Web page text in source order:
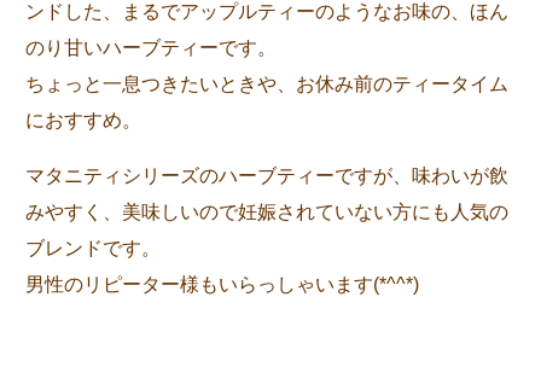
ンドした、まるでアップルティーのようなお味の、ほん
のり甘いハーブティーです。
ちょっと一息つきたいときや、お休み前のティータイム
におすすめ。
マタニティシリーズのハーブティーですが、味わいが飲
みやすく、美味しいので妊娠されていない方にも人気の
ブレンドです。
男性のリピーター様もいらっしゃいます(*^^*)